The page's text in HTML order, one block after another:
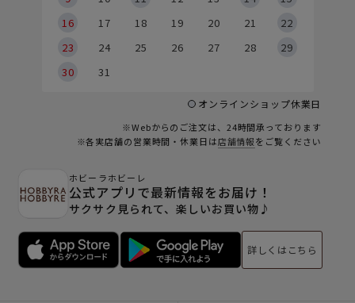
16
17 18 19 20 21
22
23
24 25 26 27 28
29
30
31
オンラインショップ休業日
※Webからのご注文は、24時間承っております
※各実店舗の営業時間・休業日は店舗情報をご覧ください
ホビーラホビーレ
公式アプリで最新情報をお届け！
サクサク見られて、楽しいお買い物♪
詳しくはこちら